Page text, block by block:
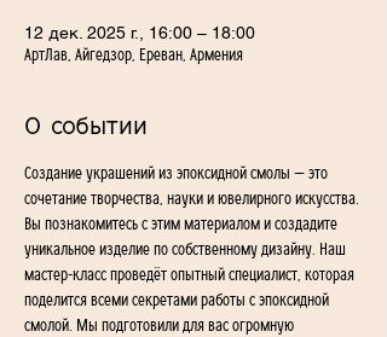
12 дек. 2025 г., 16:00 – 18:00
АртЛав, Айгедзор, Ереван, Армения
О событии
Создание украшений из эпоксидной смолы — это
сочетание творчества, науки и ювелирного искусства.
Вы познакомитесь с этим материалом и создадите
уникальное изделие по собственному дизайну. Наш
мастер-класс проведёт опытный специалист, которая
поделится всеми секретами работы с эпоксидной
смолой. Мы подготовили для вас огромную